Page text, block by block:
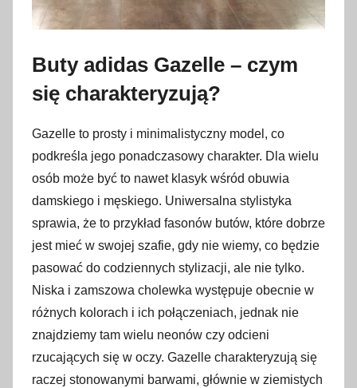
Buty adidas Gazelle – czym
się charakteryzują?
Gazelle to prosty i minimalistyczny model, co
podkreśla jego ponadczasowy charakter. Dla wielu
osób może być to nawet klasyk wśród obuwia
damskiego i męskiego. Uniwersalna stylistyka
sprawia, że to przykład fasonów butów, które dobrze
jest mieć w swojej szafie, gdy nie wiemy, co będzie
pasować do codziennych stylizacji, ale nie tylko.
Niska i zamszowa cholewka występuje obecnie w
różnych kolorach i ich połączeniach, jednak nie
znajdziemy tam wielu neonów czy odcieni
rzucających się w oczy. Gazelle charakteryzują się
raczej stonowanymi barwami, głównie w ziemistych